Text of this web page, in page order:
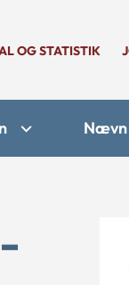
OG STATISTIK
Nævn